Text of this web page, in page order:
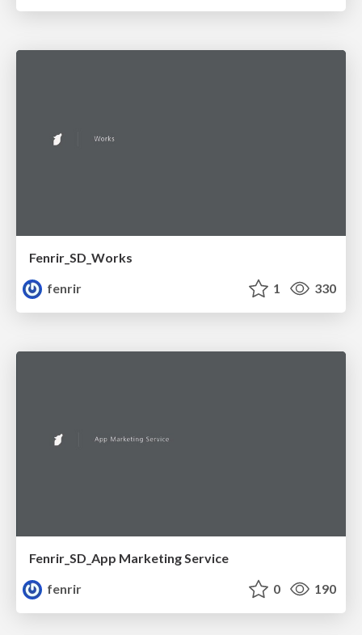
Fenrir_SD_Works
fenrir
1 330
Fenrir_SD_App Marketing Service
fenrir
0 190